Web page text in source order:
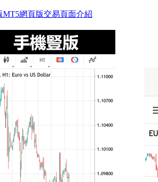
網頁版交易頁面介紹